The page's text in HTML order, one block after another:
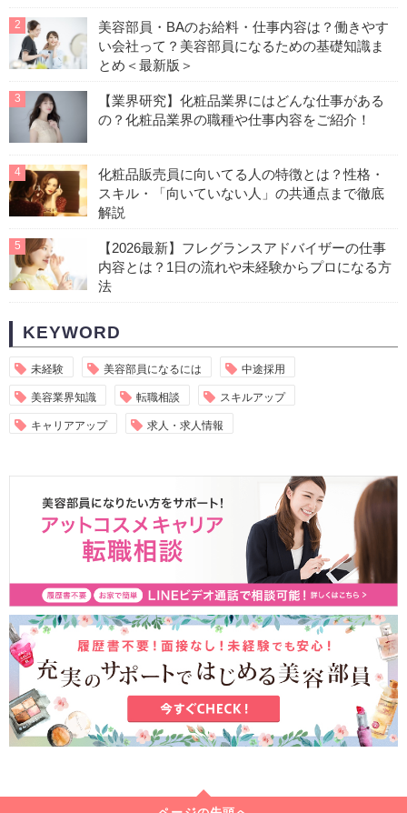
2
美容部員・BAのお給料・仕事内容は？働きやす
い会社って？美容部員になるための基礎知識ま
とめ＜最新版＞
3
【業界研究】化粧品業界にはどんな仕事がある
の？化粧品業界の職種や仕事内容をご紹介！
4
化粧品販売員に向いてる人の特徴とは？性格・
スキル・「向いていない人」の共通点まで徹底
解説
5
【2026最新】フレグランスアドバイザーの仕事
内容とは？1日の流れや未経験からプロになる方
法
KEYWORD
未経験 美容部員になるには 中途採用
美容業界知識 転職相談 スキルアップ
キャリアアップ 求人・求人情報